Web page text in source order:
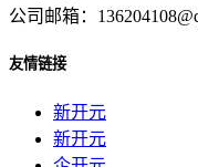
公司邮箱：
友情链接
新开元
新开元